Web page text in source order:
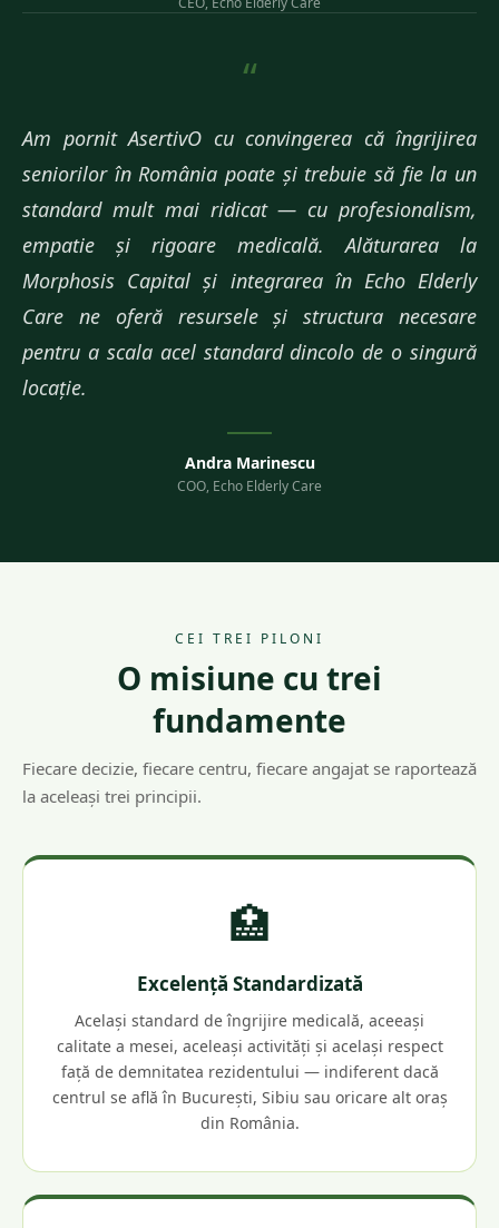
“
Am pornit AsertivO cu convingerea că îngrijirea
seniorilor în România poate și trebuie să fie la un
standard mult mai ridicat — cu profesionalism,
empatie și rigoare medicală. Alăturarea la
Morphosis Capital și integrarea în Echo Elderly
Care ne oferă resursele și structura necesare
pentru a scala acel standard dincolo de o singură
locație.
Andra Marinescu
COO, Echo Elderly Care
CEI TREI PILONI
O misiune cu trei
fundamente
Fiecare decizie, fiecare centru, fiecare angajat se raportează
la aceleași trei principii.
🏥
Excelență Standardizată
Același standard de îngrijire medicală, aceeași
calitate a mesei, aceleași activități și același respect
față de demnitatea rezidentului — indiferent dacă
centrul se află în București, Sibiu sau oricare alt oraș
din România.